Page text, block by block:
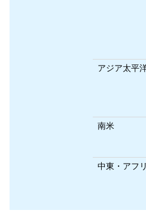
アジア太平
南米
中東・アフ